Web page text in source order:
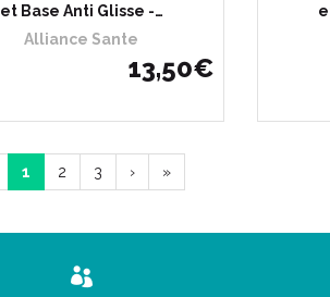
et Base Anti Glisse -…
Alliance Sante
13,50€
1 2 3 › »